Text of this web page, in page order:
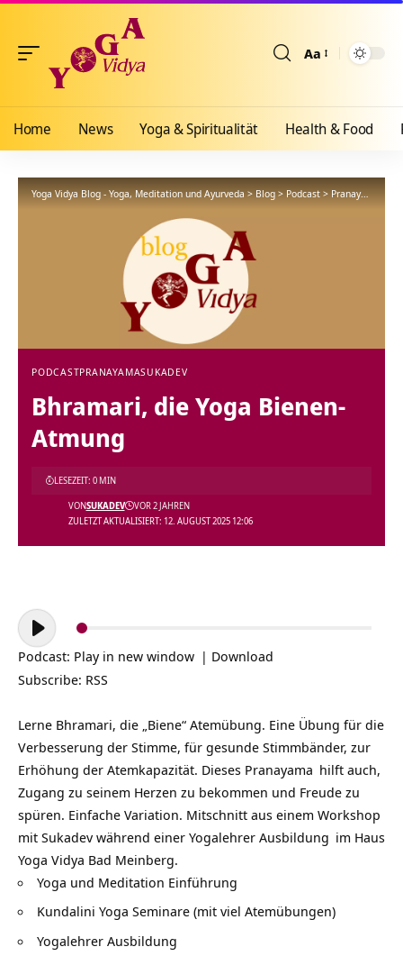
Aa
Home News Yoga & Spiritualität Health & Food
Yoga Vidya Blog - Yoga, Meditation und Ayurveda>Blog>Podcast>Pranayama >
PODCASTPRANAYAMASUKADEV
Bhramari, die Yoga Bienen-
Atmung
ZULETZT AKTUALISIERT: 12. AUGUST 2025 12:06
VONSUKADEV VOR 2 JAHREN
LESEZEIT: 0 MIN
Audio-
Player
Podcast: Play in new window | Download
Subscribe: RSS
Lerne Bhramari, die „Biene“ Atemübung. Eine Übung für die
Verbesserung der Stimme, für gesunde Stimmbänder, zur
Erhöhung der Atemkapazität. Dieses Pranayama hilft auch,
Zugang zu seinem Herzen zu bekommen und Freude zu
spüren. Einfache Variation. Mitschnitt aus einem Workshop
mit Sukadev während einer Yogalehrer Ausbildung im Haus
Yoga Vidya Bad Meinberg.
Yoga und Meditation Einführung
Kundalini Yoga Seminare (mit viel Atemübungen)
Yogalehrer Ausbildung